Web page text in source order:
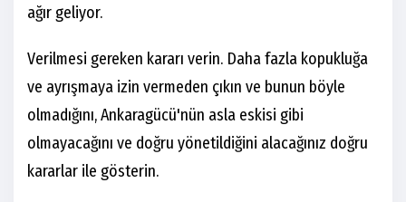
ağır geliyor.
Verilmesi gereken kararı verin. Daha fazla kopukluğa
ve ayrışmaya izin vermeden çıkın ve bunun böyle
olmadığını, Ankaragücü'nün asla eskisi gibi
olmayacağını ve doğru yönetildiğini alacağınız doğru
kararlar ile gösterin.